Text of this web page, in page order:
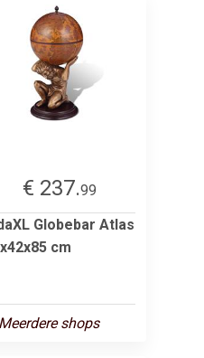
€ 237.99
Globebar Atlas
cm
Meerdere shops